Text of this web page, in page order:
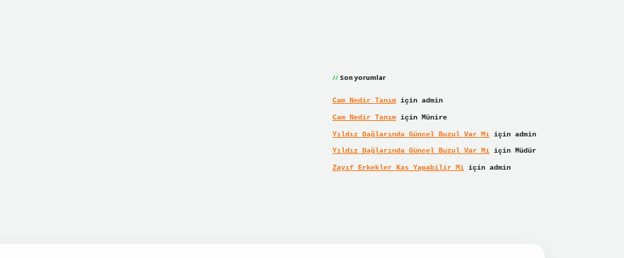
Son yorumlar
Cam Nedir Tanımiçin admin
Cam Nedir Tanımiçin Münire
Yıldız Dağlarında Güncel Buzul Var Mıiçin admin
Yıldız Dağlarında Güncel Buzul Var Mıiçin Müdür
Zayıf Erkekler Kas Yapabilir Miiçin admin